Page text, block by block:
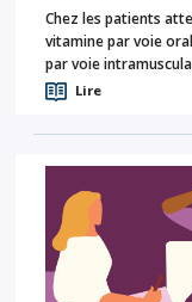
Chez les patients
vitamine par voie
par voie
Lire